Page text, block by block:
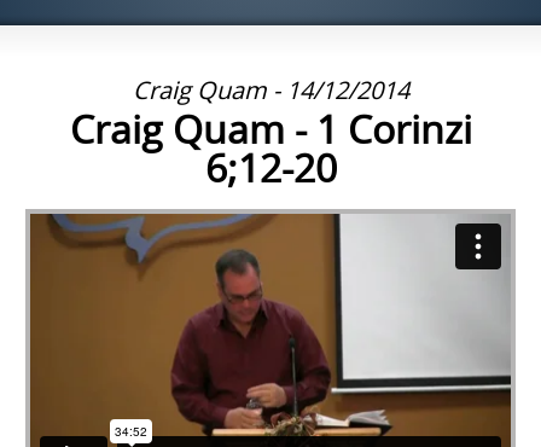
Craig Quam - 14/12/2014
Craig Quam - 1 Corinzi
6;12-20